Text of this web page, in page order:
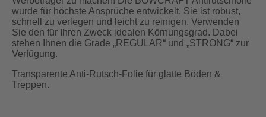
wurde für höchste Ansprüche entwickelt. Sie ist robust,
schnell zu verlegen und leicht zu reinigen. Verwenden
Sie den für Ihren Zweck idealen Körnungsgrad. Dabei
stehen Ihnen die Grade „REGULAR“ und „STRONG“ zur
Verfügung.
Transparente Anti-Rutsch-Folie für glatte Böden &
Treppen.